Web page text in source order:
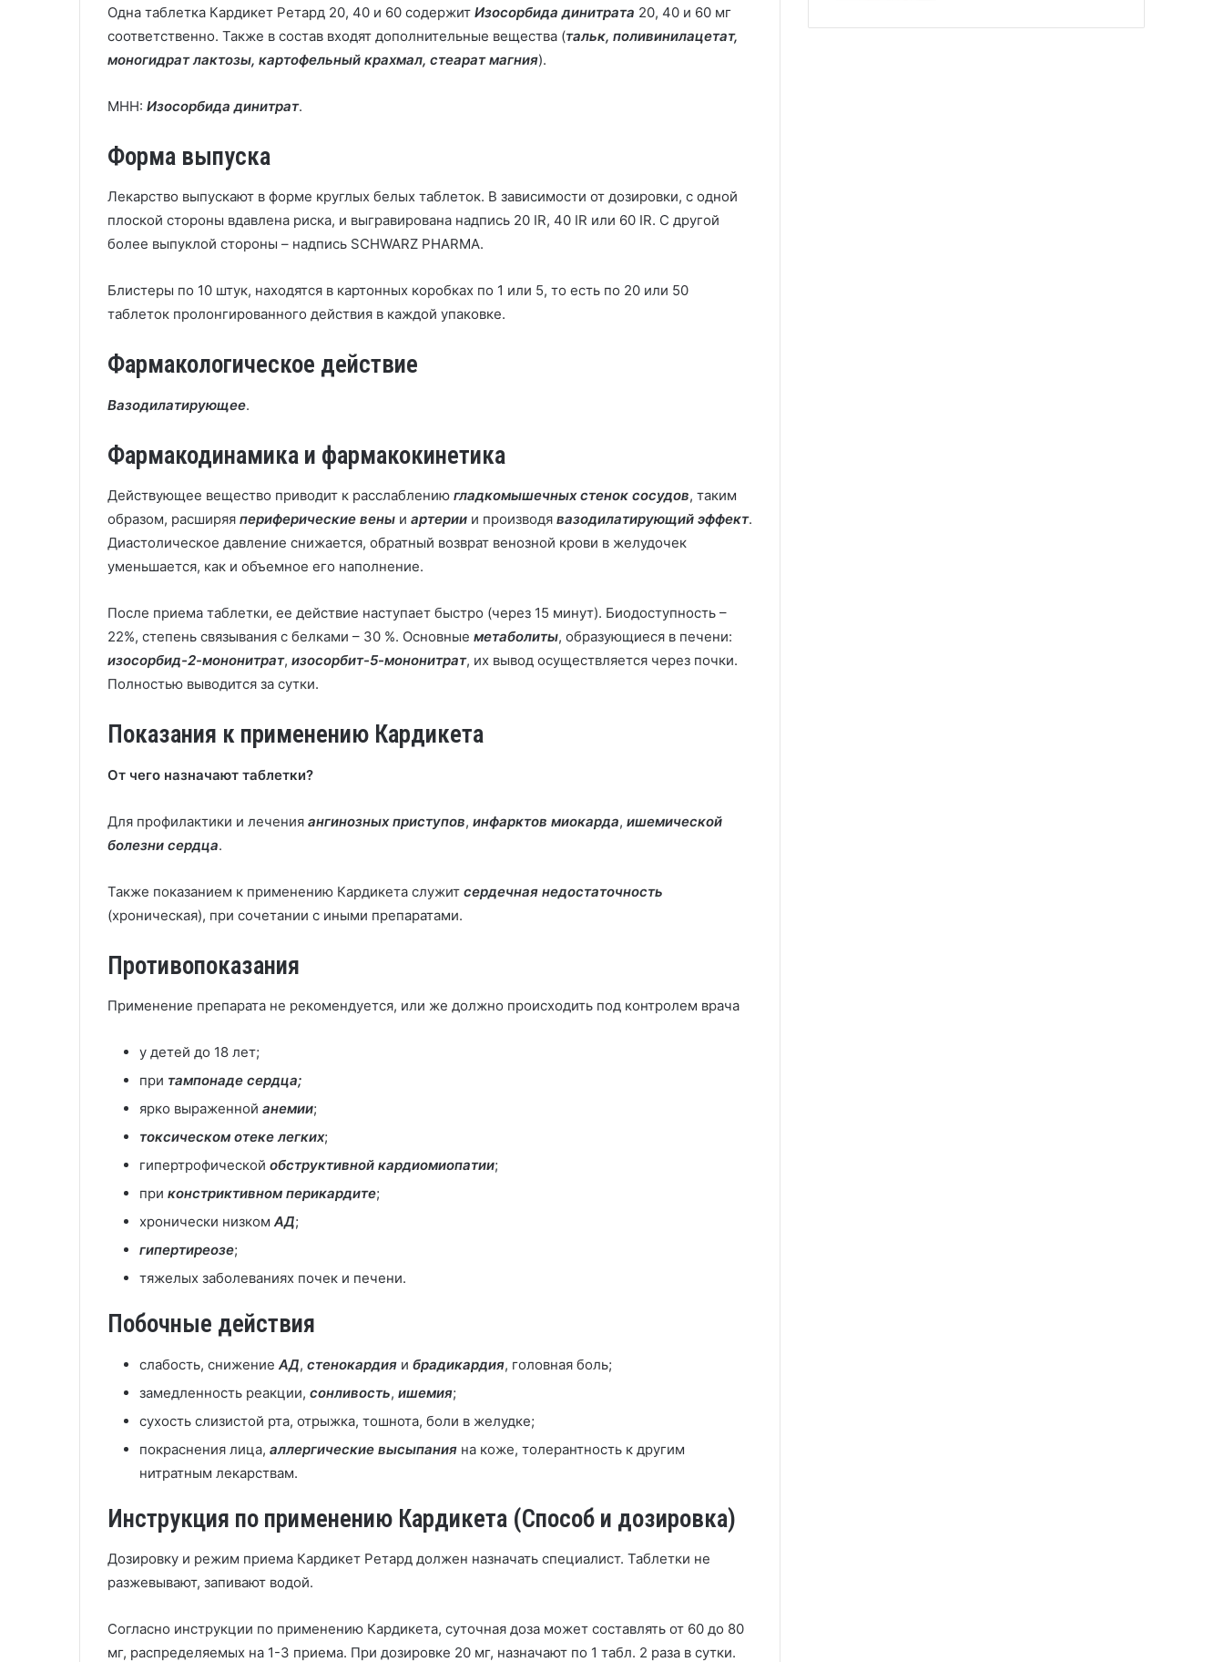
Одна таблетка Кардикет Ретард 20, 40 и 60 содержит Изосорбида динитрата 20, 40 и 60 мг
соответственно. Также в состав входят дополнительные вещества (тальк, поливинилацетат,
моногидрат лактозы, картофельный крахмал, стеарат магния).
МНН: Изосорбида динитрат.
Форма выпуска
Лекарство выпускают в форме круглых белых таблеток. В зависимости от дозировки, с одной
плоской стороны вдавлена риска, и выгравирована надпись 20 IR, 40 IR или 60 IR. С другой
более выпуклой стороны – надпись SCHWARZ PHARMA.
Блистеры по 10 штук, находятся в картонных коробках по 1 или 5, то есть по 20 или 50
таблеток пролонгированного действия в каждой упаковке.
Фармакологическое действие
Вазодилатирующее.
Фармакодинамика и фармакокинетика
Действующее вещество приводит к расслаблению гладкомышечных стенок сосудов, таким
образом, расширяя периферические вены и артерии и производя вазодилатирующий эффект.
Диастолическое давление снижается, обратный возврат венозной крови в желудочек
уменьшается, как и объемное его наполнение.
После приема таблетки, ее действие наступает быстро (через 15 минут). Биодоступность –
22%, степень связывания с белками – 30 %. Основные метаболиты, образующиеся в печени:
изосорбид-2-мононитрат, изосорбит-5-мононитрат, их вывод осуществляется через почки.
Полностью выводится за сутки.
Показания к применению Кардикета
От чего назначают таблетки?
Для профилактики и лечения ангинозных приступов, инфарктов миокарда, ишемической
болезни сердца.
Также показанием к применению Кардикета служит сердечная недостаточность
(хроническая), при сочетании с иными препаратами.
Противопоказания
Применение препарата не рекомендуется, или же должно происходить под контролем врача
у детей до 18 лет;
при тампонаде сердца;
ярко выраженной анемии;
токсическом отеке легких;
гипертрофической обструктивной кардиомиопатии;
при констриктивном перикардите;
хронически низком АД;
гипертиреозе;
тяжелых заболеваниях почек и печени.
Побочные действия
слабость, снижение АД, стенокардия и брадикардия, головная боль;
замедленность реакции, сонливость, ишемия;
сухость слизистой рта, отрыжка, тошнота, боли в желудке;
покраснения лица, аллергические высыпания на коже, толерантность к другим
нитратным лекарствам.
Инструкция по применению Кардикета (Способ и дозировка)
Дозировку и режим приема Кардикет Ретард должен назначать специалист. Таблетки не
разжевывают, запивают водой.
Согласно инструкции по применению Кардикета, суточная доза может составлять от 60 до 80
мг, распределяемых на 1-3 приема. При дозировке 20 мг, назначают по 1 табл. 2 раза в сутки.